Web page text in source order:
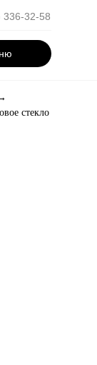
336-32-58
стекло